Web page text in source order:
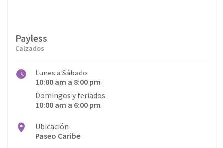
Payless
Calzados
Lunes a Sábado
10:00 am a 8:00 pm
Domingos y feriados
10:00 am a 6:00 pm
Ubicación
Paseo Caribe